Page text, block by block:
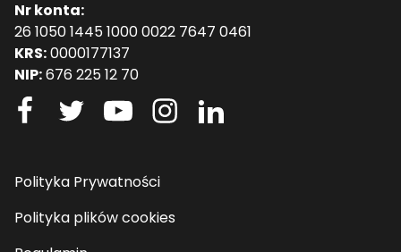
Nr konta:
26 1050 1445 1000 0022 7647 0461
KRS:0000177137
NIP:676 225 12 70
Polityka Prywatności
Polityka plików cookies